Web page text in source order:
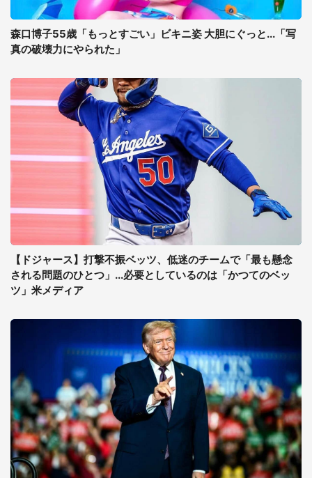
森口博子55歳「もっとすごい」ビキニ姿 大胆にぐっと...「写
真の破壊力にやられた」
【ドジャース】打撃不振ベッツ、低迷のチームで「最も懸念
される問題のひとつ」...必要としているのは「かつてのベッ
ツ」米メディア